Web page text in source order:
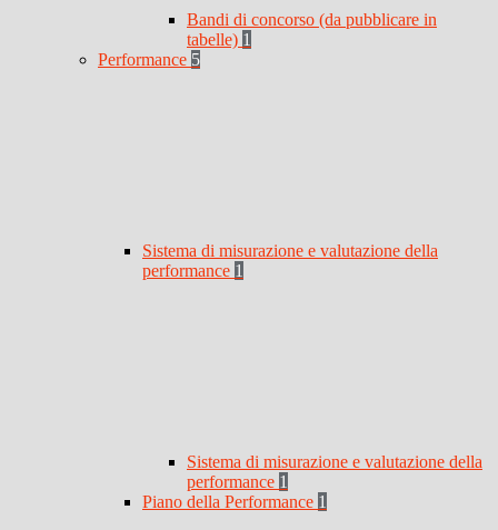
Bandi di concorso (da pubblicare in
tabelle) 1
Performance 5
Sistema di misurazione e valutazione della
performance 1
Sistema di misurazione e valutazione della
performance 1
Piano della Performance 1